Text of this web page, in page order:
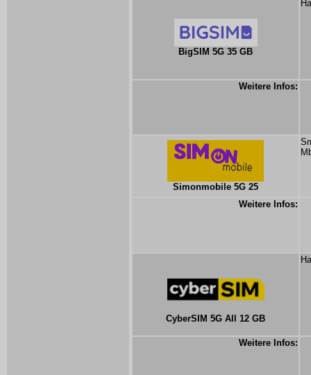
BigSIM 5G 35 GB
Weitere Infos:
Simonmobile 5G 25
Weitere Infos:
CyberSIM 5G All 12 GB
Weitere Infos: